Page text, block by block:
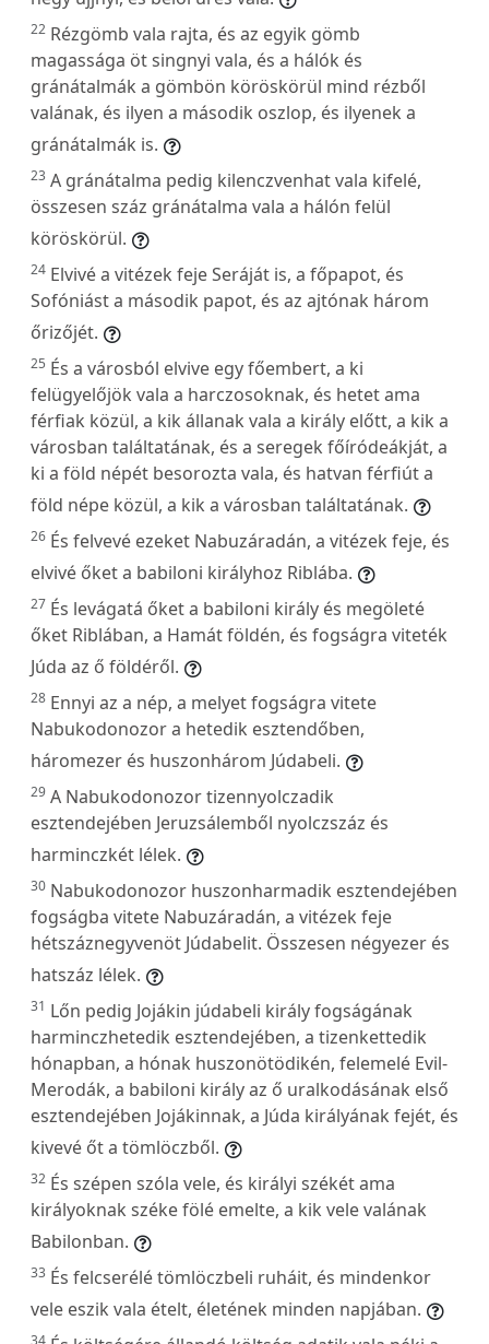
22 Rézgömb vala rajta, és az egyik gömb
magassága öt singnyi vala, és a hálók és
gránátalmák a gömbön köröskörül mind rézből
valának, és ilyen a második oszlop, és ilyenek a
gránátalmák is.
23 A gránátalma pedig kilenczvenhat vala kifelé,
összesen száz gránátalma vala a hálón felül
köröskörül.
24 Elvivé a vitézek feje Seráját is, a főpapot, és
Sofóniást a második papot, és az ajtónak három
őrizőjét.
25 És a városból elvive egy főembert, a ki
felügyelőjök vala a harczosoknak, és hetet ama
férfiak közül, a kik állanak vala a király előtt, a kik a
városban találtatának, és a seregek főíródeákját, a
ki a föld népét besorozta vala, és hatvan férfiút a
föld népe közül, a kik a városban találtatának.
26 És felvevé ezeket Nabuzáradán, a vitézek feje, és
elvivé őket a babiloni királyhoz Riblába.
27 És levágatá őket a babiloni király és megöleté
őket Riblában, a Hamát földén, és fogságra viteték
Júda az ő földéről.
28 Ennyi az a nép, a melyet fogságra vitete
Nabukodonozor a hetedik esztendőben,
háromezer és huszonhárom Júdabeli.
29 A Nabukodonozor tizennyolczadik
esztendejében Jeruzsálemből nyolczszáz és
harminczkét lélek.
30 Nabukodonozor huszonharmadik esztendejében
fogságba vitete Nabuzáradán, a vitézek feje
hétszáznegyvenöt Júdabelit. Összesen négyezer és
hatszáz lélek.
31 Lőn pedig Jojákin júdabeli király fogságának
harminczhetedik esztendejében, a tizenkettedik
hónapban, a hónak huszonötödikén, felemelé Evil-
Merodák, a babiloni király az ő uralkodásának első
esztendejében Jojákinnak, a Júda királyának fejét, és
kivevé őt a tömlöczből.
32 És szépen szóla vele, és királyi székét ama
királyoknak széke fölé emelte, a kik vele valának
Babilonban.
33 És felcserélé tömlöczbeli ruháit, és mindenkor
vele eszik vala ételt, életének minden napjában.
34